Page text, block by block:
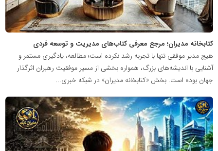
کتابخانه مدیران؛ مرجع معرفی کتاب‌های مدیریت و توسعه فردی
هیچ مدیر موفقی تنها با تجربه رشد نکرده است؛ مطالعه، یادگیری مستمر و
آشنایی با اندیشه‌های بزرگ، همواره بخشی از مسیر موفقیت رهبران اثرگذار
جهان بوده است. بخش «کتابخانه مدیران» در شبکه خبری...
شبکه
خبری
مدیران